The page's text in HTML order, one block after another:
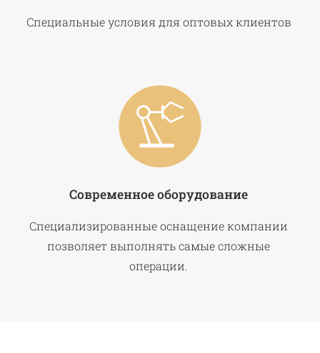
Специальные условия для оптовых клиентов
Современное оборудование
Специализированные оснащение компании
позволяет выполнять самые сложные
операции.